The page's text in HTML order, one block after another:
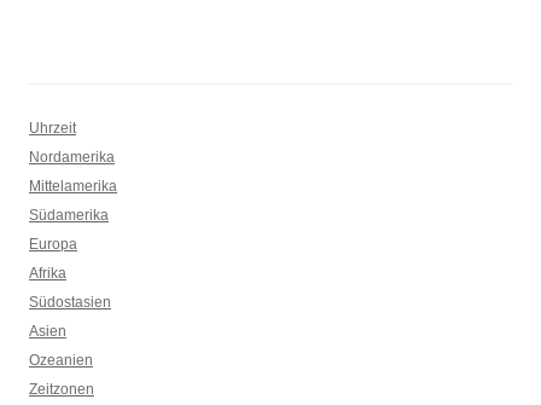
Uhrzeit
Nordamerika
Mittelamerika
Südamerika
Europa
Afrika
Südostasien
Asien
Ozeanien
Zeitzonen